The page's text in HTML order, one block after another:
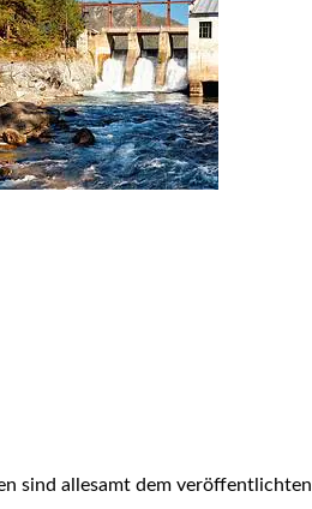
sind allesamt dem veröffentlichten